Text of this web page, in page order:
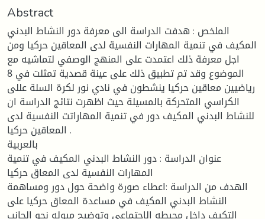
Abstract
الملخص : هدفت الدراسة الى معرفة دور النشاط البدني
المكيف في تنمية المهارات النفسية لدى المعاقين حركيا ومن
اجل معرفة ذلك اعتمدت على المنهج الوصفي لتماشيه مع
الموضوع وقد تم تطبيق ذلك على عينة قصدية تمثلت في 8
رياضيين معاقين حركيا ينشطون في نادي نور لكرة السلة عللى
الكراسي المتحركة بالمسيلة حيث اظهرت نتائج الدراسة ان
للنشاط البدني المكيف دور في تنمية المهاراتت النفسية لدى
المعاقين حركيا .
بالعربية
عنوان الدراسة : دور النشاط البدني المكيف في تنمية
المهارات النفسية لدى المعاق حركيا
الهدف من الدراسة :اعطاء صورة واضحة حول دور ومساهمة
النشاط البدني المكيف في مساعدة المعاق حركيا على
التكيف داخل محيطه الاجتماعي وتوضيح ميوله نحو الجانب